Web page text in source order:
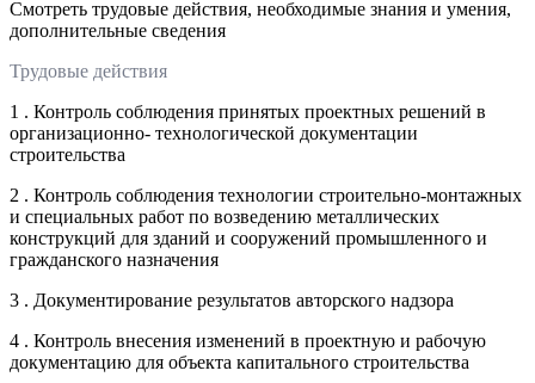
Смотреть трудовые действия, необходимые знания и умения,
дополнительные сведения
Трудовые действия
1 . Контроль соблюдения принятых проектных решений в
организационно- технологической документации
строительства
2 . Контроль соблюдения технологии строительно-монтажных
и специальных работ по возведению металлических
конструкций для зданий и сооружений промышленного и
гражданского назначения
3 . Документирование результатов авторского надзора
4 . Контроль внесения изменений в проектную и рабочую
документацию для объекта капитального строительства